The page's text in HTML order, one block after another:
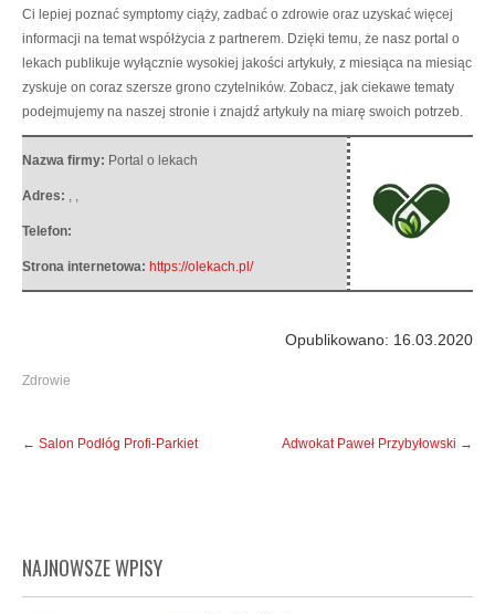
Ci lepiej poznać symptomy ciąży, zadbać o zdrowie oraz uzyskać więcej
informacji na temat współżycia z partnerem. Dzięki temu, że nasz portal o
lekach publikuje wyłącznie wysokiej jakości artykuły, z miesiąca na miesiąc
zyskuje on coraz szersze grono czytelników. Zobacz, jak ciekawe tematy
podejmujemy na naszej stronie i znajdź artykuły na miarę swoich potrzeb.
Nazwa firmy: Portal o lekach
Adres: , ,
Telefon:
Strona internetowa: https://olekach.pl/
Opublikowano: 16.03.2020
Zdrowie
navigation
← Salon Podłóg Profi-Parkiet Adwokat Paweł Przybyłowski →
NAJNOWSZE WPISY